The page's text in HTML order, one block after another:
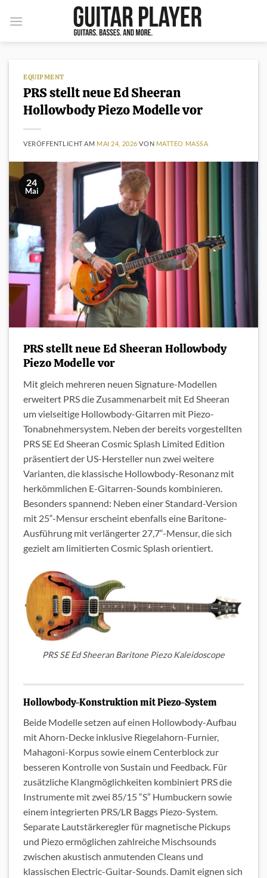
Inhalt
EQUIPMENT
PRS stellt neue Ed Sheeran
Hollowbody Piezo Modelle vor
VERÖFFENTLICHT AM MAI 24, 2026 VON MATTEO MASSA
24
Mai
PRS stellt neue Ed Sheeran Hollowbody
Piezo Modelle vor
Mit gleich mehreren neuen Signature-Modellen
erweitert PRS die Zusammenarbeit mit Ed Sheeran
um vielseitige Hollowbody-Gitarren mit Piezo-
Tonabnehmersystem. Neben der bereits vorgestellten
PRS SE Ed Sheeran Cosmic Splash Limited Edition
präsentiert der US-Hersteller nun zwei weitere
Varianten, die klassische Hollowbody-Resonanz mit
herkömmlichen E-Gitarren-Sounds kombinieren.
Besonders spannend: Neben einer Standard-Version
mit 25“-Mensur erscheint ebenfalls eine Baritone-
Ausführung mit verlängerter 27,7“-Mensur, die sich
gezielt am limitierten Cosmic Splash orientiert.
PRS SE Ed Sheeran Baritone Piezo Kaleidoscope
Hollowbody-Konstruktion mit Piezo-System
Beide Modelle setzen auf einen Hollowbody-Aufbau
mit Ahorn-Decke inklusive Riegelahorn-Furnier,
Mahagoni-Korpus sowie einem Centerblock zur
besseren Kontrolle von Sustain und Feedback. Für
zusätzliche Klangmöglichkeiten kombiniert PRS die
Instrumente mit zwei 85/15 “S” Humbuckern sowie
einem integrierten PRS/LR Baggs Piezo-System.
Separate Lautstärkeregler für magnetische Pickups
und Piezo ermöglichen zahlreiche Mischsounds
zwischen akustisch anmutenden Cleans und
klassischen Electric-Guitar-Sounds. Damit eignen sich